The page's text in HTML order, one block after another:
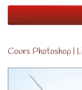
Cours Photoshop |